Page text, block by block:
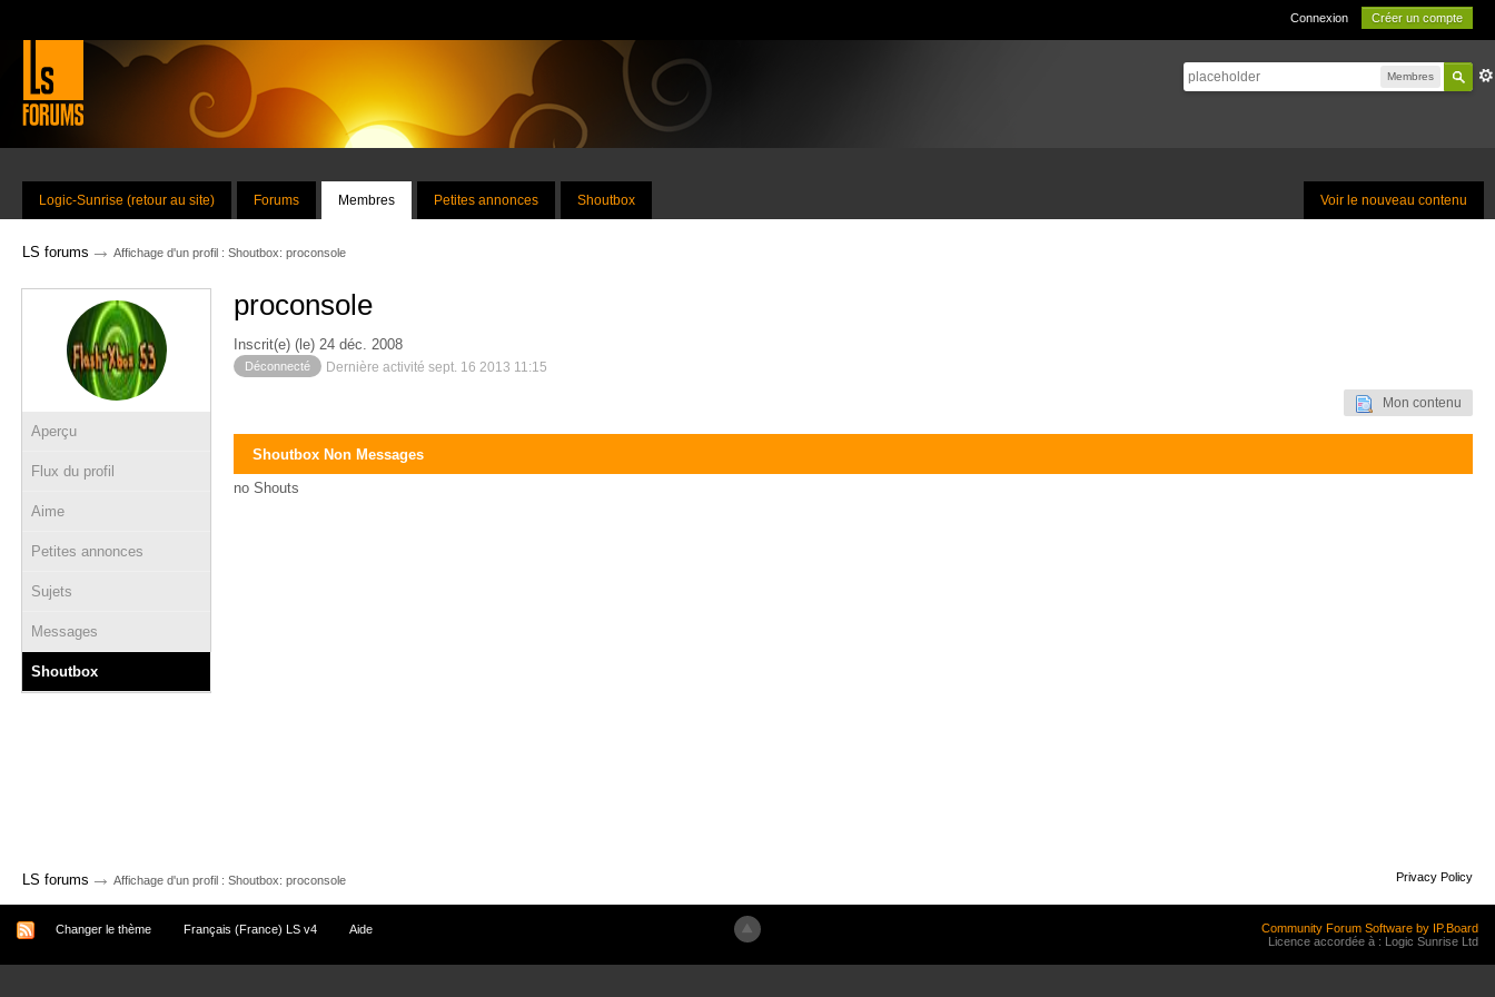
Connexion Créer un compte
Membres
Voir le nouveau contenu
Logic-Sunrise (retour au site) Forums Membres Petites annonces Shoutbox
LS forums → Affichage d'un profil : Shoutbox: proconsole
Aperçu
Flux du profil
Aime
Petites annonces
Sujets
Messages
Shoutbox
proconsole
Inscrit(e) (le) 24 déc. 2008
Déconnecté Dernière activité sept. 16 2013 11:15
Mon contenu
Shoutbox Non Messages
no Shouts
LS forums → Affichage d'un profil : Shoutbox: proconsole Privacy Policy
Changer le thème Français (France) LS v4 Aide
Community Forum Software by IP.Board
Licence accordée à : Logic Sunrise Ltd